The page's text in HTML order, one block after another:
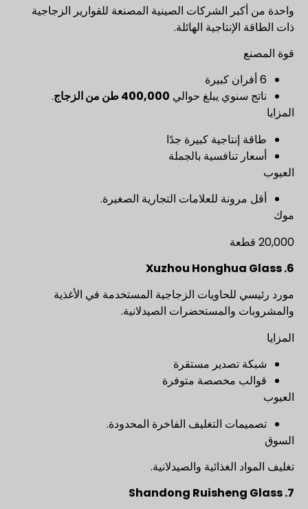
واحدة من أكبر الشركات الصينية المصنعة للقوارير الزجاجية
ذات الطاقة الإنتاجية الهائلة.
قوة المصنع
6 أفران كبيرة
ناتج سنوي يبلغ حوالي 400,000 طن من الزجاج
.
المزايا
طاقة إنتاجية كبيرة جدًا
أسعار تنافسية بالجملة
العيوب
أقل مرونة للعلامات التجارية الصغيرة.
موك
20,000 قطعة
6. Xuzhou Honghua Glass
مورد رئيسي للحاويات الزجاجية المستخدمة في الأغذية
والمشروبات والمستحضرات الصيدلانية.
المزايا
شبكة تصدير مستقرة
قوالب مخصصة متوفرة
العيوب
تصميمات التغليف الفاخرة المحدودة.
السوق
تغليف المواد الغذائية والصيدلانية.
7. Shandong Ruisheng Glass